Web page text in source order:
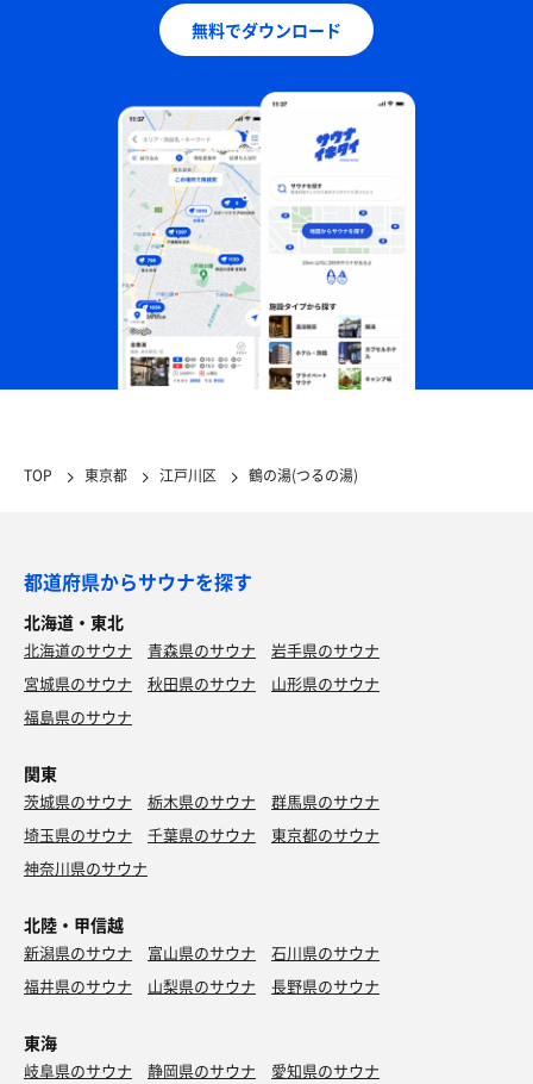
無料でダウンロード
TOP 東京都 江戸川区 鶴の湯(つるの湯)
都道府県からサウナを探す
北海道・東北
北海道のサウナ 青森県のサウナ
岩手県のサウナ
宮城県のサウナ
秋田県のサウナ
山形県のサウナ
福島県のサウナ
関東
茨城県のサウナ 栃木県のサウナ
群馬県のサウナ
埼玉県のサウナ
千葉県のサウナ
東京都のサウナ
神奈川県のサウナ
北陸・甲信越
新潟県のサウナ 富山県のサウナ
石川県のサウナ
福井県のサウナ
山梨県のサウナ 長野県のサウナ
東海
岐阜県のサウナ 静岡県のサウナ
愛知県のサウナ